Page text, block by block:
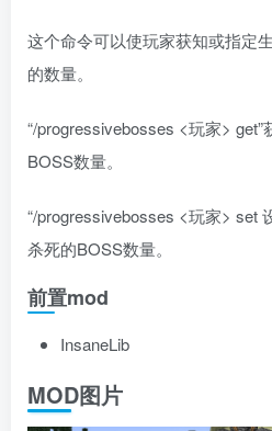
这个命令可以使玩家获知或指定
的数量。
“/progressivebosses <玩家>
BOSS数量。
“/progressivebosses <玩家> set
杀死的BOSS数量。
前置mod
InsaneLib
MOD图片